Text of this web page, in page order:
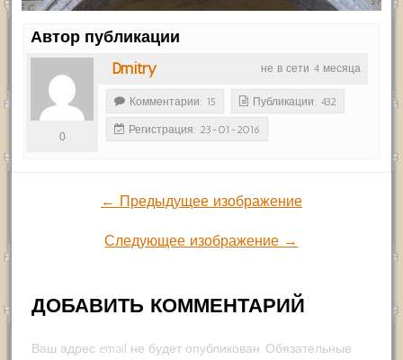
Автор публикации
не в сети 4 месяца
Dmitry
0
Комментарии: 15 Публикации: 432
Регистрация: 23-01-2016
← Предыдущее изображение
Следующее изображение →
ДОБАВИТЬ КОММЕНТАРИЙ
Ваш адрес email не будет опубликован. Обязательные